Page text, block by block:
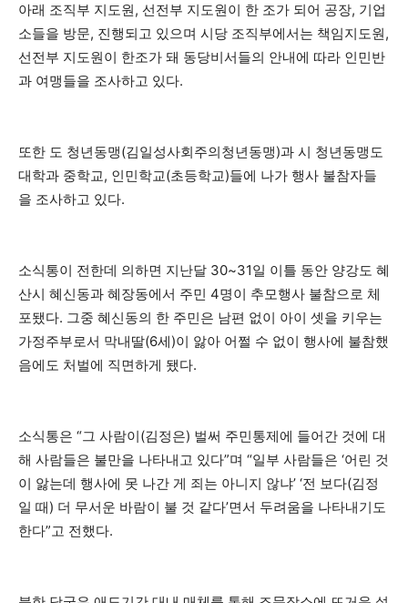
아래 조직부 지도원, 선전부 지도원이 한 조가 되어 공장, 기업
소들을 방문, 진행되고 있으며 시당 조직부에서는 책임지도원,
선전부 지도원이 한조가 돼 동당비서들의 안내에 따라 인민반
과 여맹들을 조사하고 있다.
또한 도 청년동맹(김일성사회주의청년동맹)과 시 청년동맹도
대학과 중학교, 인민학교(초등학교)들에 나가 행사 불참자들
을 조사하고 있다.
소식통이 전한데 의하면 지난달 30~31일 이틀 동안 양강도 혜
산시 혜신동과 혜장동에서 주민 4명이 추모행사 불참으로 체
포됐다. 그중 혜신동의 한 주민은 남편 없이 아이 셋을 키우는
가정주부로서 막내딸(6세)이 앓아 어쩔 수 없이 행사에 불참했
음에도 처벌에 직면하게 됐다.
소식통은 “그 사람이(김정은) 벌써 주민통제에 들어간 것에 대
해 사람들은 불만을 나타내고 있다”며 “일부 사람들은 ‘어린 것
이 앓는데 행사에 못 나간 게 죄는 아니지 않냐’ ‘전 보다(김정
일 때) 더 무서운 바람이 불 것 같다’면서 두려움을 나타내기도
한다”고 전했다.